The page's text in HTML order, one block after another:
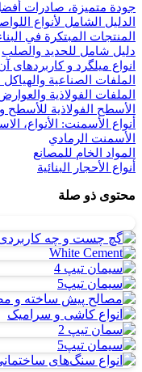
جودة متميزة، صادرات
الدليل الشامل لأنواع
المنتجات المبتكرة في
دليل شامل للحديد والصلب
انواع میلگرد و کاربردهای
الملفات الصناعية
الملفات الفولاذية
الأسطح الفولاذية للأسطح
أنواع الأسمنت: الأنواع،
الأسمنت الرمادي
المواد الخام للمصانع
أنواع الأحجار البنائية
محتوى ذو صلة